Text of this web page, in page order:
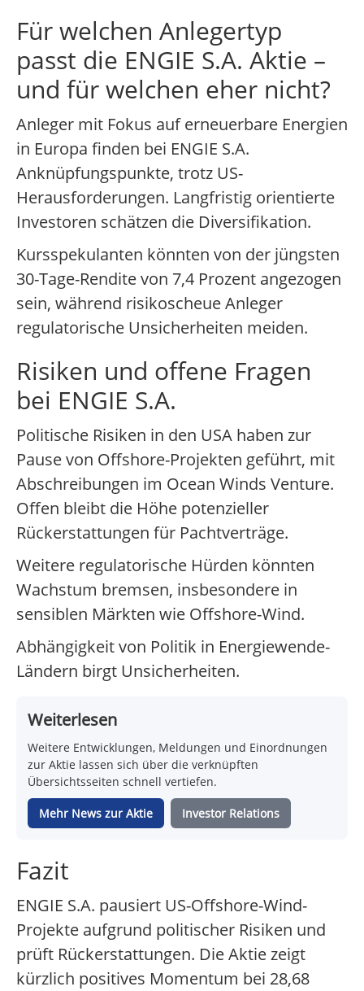
Für welchen Anlegertyp
passt die ENGIE S.A. Aktie –
und für welchen eher nicht?
Anleger mit Fokus auf erneuerbare Energien
in Europa finden bei ENGIE S.A.
Anknüpfungspunkte, trotz US-
Herausforderungen. Langfristig orientierte
Investoren schätzen die Diversifikation.
Kursspekulanten könnten von der jüngsten
30-Tage-Rendite von 7,4 Prozent angezogen
sein, während risikoscheue Anleger
regulatorische Unsicherheiten meiden.
Risiken und offene Fragen
bei ENGIE S.A.
Politische Risiken in den USA haben zur
Pause von Offshore-Projekten geführt, mit
Abschreibungen im Ocean Winds Venture.
Offen bleibt die Höhe potenzieller
Rückerstattungen für Pachtverträge.
Weitere regulatorische Hürden könnten
Wachstum bremsen, insbesondere in
sensiblen Märkten wie Offshore-Wind.
Abhängigkeit von Politik in Energiewende-
Ländern birgt Unsicherheiten.
Weiterlesen
Weitere Entwicklungen, Meldungen und Einordnungen
zur Aktie lassen sich über die verknüpften
Übersichtsseiten schnell vertiefen.
Mehr News zur Aktie Investor Relations
Fazit
ENGIE S.A. pausiert US-Offshore-Wind-
Projekte aufgrund politischer Risiken und
prüft Rückerstattungen. Die Aktie zeigt
kürzlich positives Momentum bei 28,68